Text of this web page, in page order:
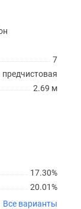
7
предчистовая
2.69 м
17.30%
20.01%
Все варианты